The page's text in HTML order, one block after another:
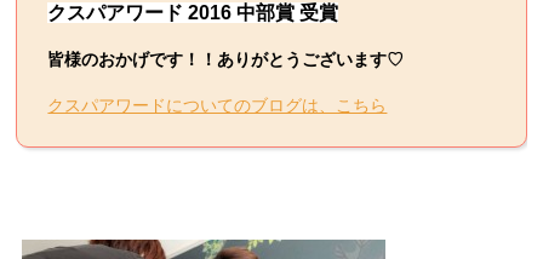
クスパアワード 2016 中部賞 受賞
皆様のおかげです！！ありがとうございます♡
クスパアワードについてのブログは、こちら